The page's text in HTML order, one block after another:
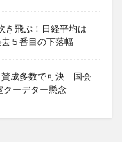
き飛ぶ！日経平均は
５番目の下落幅
賛成多数で可決 国会
ーデター懸念